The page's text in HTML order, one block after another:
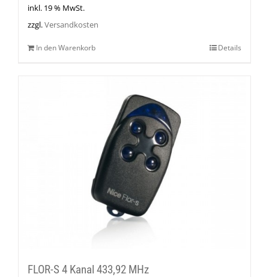
inkl. 19 % MwSt.
zzgl.Versandkosten
In den Warenkorb Details
FLOR-S 4 Kanal 433,92 MHz